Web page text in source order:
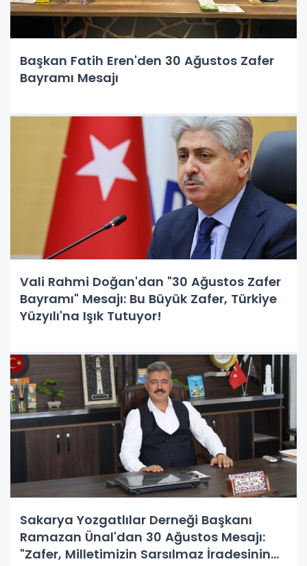
Başkan Fatih Eren'den 30 Ağustos Zafer
Bayramı Mesajı
Vali Rahmi Doğan'dan "30 Ağustos Zafer
Bayramı" Mesajı: Bu Büyük Zafer, Türkiye
Yüzyılı'na Işık Tutuyor!
Sakarya Yozgatlılar Derneği Başkanı
Ramazan Ünal'dan 30 Ağustos Mesajı:
"Zafer, Milletimizin Sarsılmaz İradesinin